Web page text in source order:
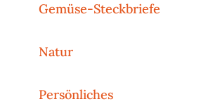
Gemüse-Steckbriefe
Natur
Persönliches